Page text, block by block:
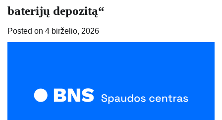
baterijų depozitą“
Posted on 4 birželio, 2026